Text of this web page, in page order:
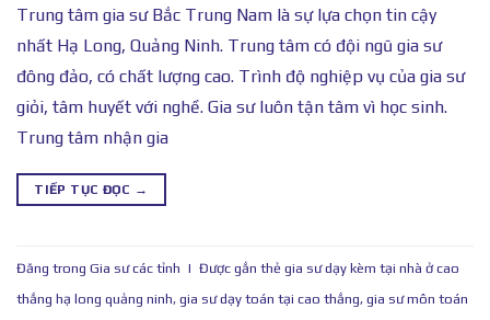
Trung tâm gia sư Bắc Trung Nam là sự lựa chọn tin cậy
nhất Hạ Long, Quảng Ninh. Trung tâm có đội ngũ gia sư
đông đảo, có chất lượng cao. Trình độ nghiệp vụ của gia sư
giỏi, tâm huyết với nghề. Gia sư luôn tận tâm vì học sinh.
Trung tâm nhận gia
TIẾP TỤC ĐỌC →
Đăng trong Gia sư các tỉnh | Được gắn thẻ gia sư dạy kèm tại nhà ở cao
thắng hạ long quảng ninh, gia sư dạy toán tại cao thắng, gia sư môn toán